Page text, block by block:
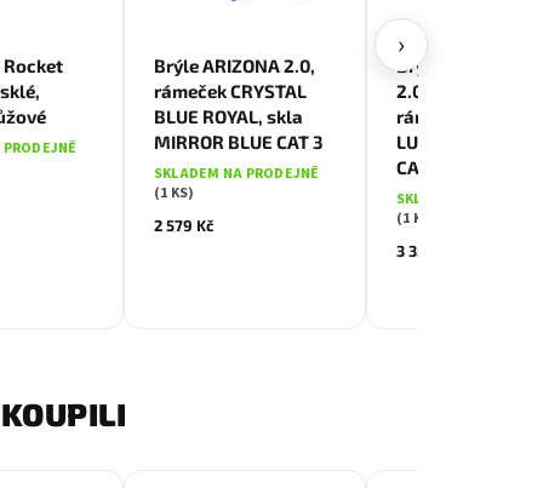
Brýle ARIZONA 2.0,
rámeček CRYSTAL
BLUE ROYAL, skla
MIRROR BLUE CAT 3
SKLADEM NA PRODEJNĚ
(1 KS)
2 579 Kč
Brýle NEON SKY
2.0 GRADIENT,
rámeček
LUX, skla
CAT 3
SKLADEM NA
(1 KS)
3 359 Kč
›